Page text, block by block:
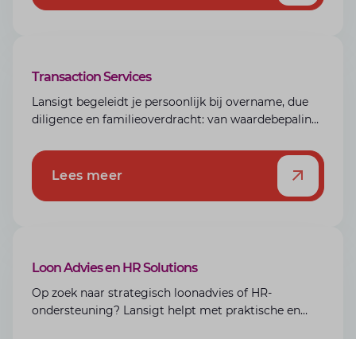
Transaction Services
Lansigt begeleidt je persoonlijk bij overname, due
diligence en familieoverdracht: van waardebepaling
Lees meer
Loon Advies en HR Solutions
Op zoek naar strategisch loonadvies of HR-
ondersteuning? Lansigt helpt met praktische en